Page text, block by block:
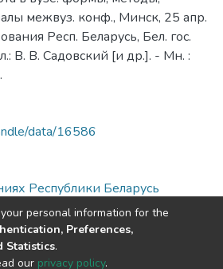
межвуз. конф., Минск, 25 апр.
Респ. Беларусь, Бел. гос.
В. В. Садовский [и др.]. - Мн. :
data/16586
Республики Беларусь
personal information for the
Preferences,
Statistics.
our privacy policy.